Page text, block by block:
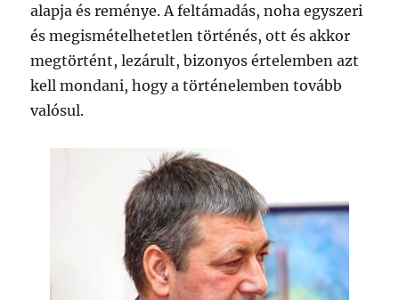
alapja és reménye. A feltámadás, noha egyszeri
és megismételhetetlen történés, ott és akkor
megtörtént, lezárult, bizonyos értelemben azt
kell mondani, hogy a történelemben tovább
valósul.